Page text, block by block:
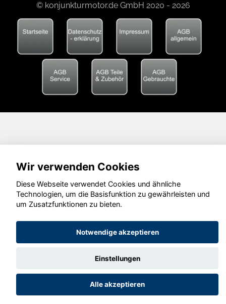
© konjunkturmotor.de GmbH 2020 - 2026
Wir verwenden Cookies
Diese Webseite verwendet Cookies und ähnliche
Technologien, um die Basisfunktion zu gewährleisten und
um Zusatzfunktionen zu bieten.
Notwendige akzeptieren
Einstellungen
Alle akzeptieren